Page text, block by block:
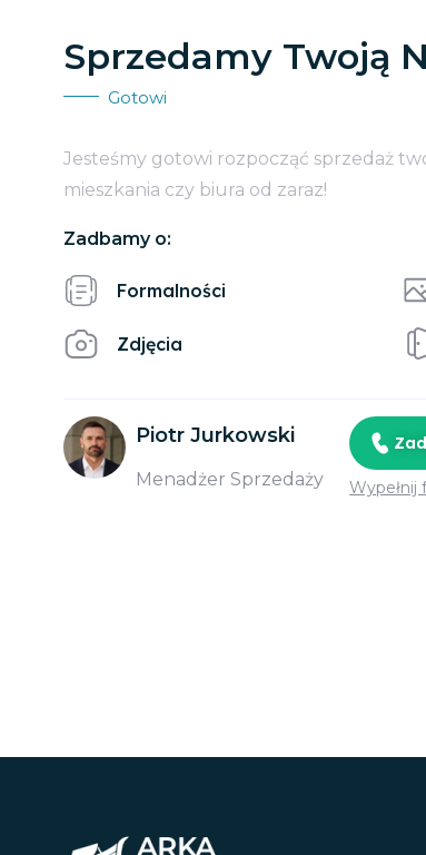
Sprzedamy Twoją
Gotowi
Jesteśmy gotowi rozpocząć sprzedaż
mieszkania czy biura od zaraz!
Zadbamy o:
Formalności
Zdjęcia
Piotr Jurkowski
Menadżer Sprzedaży Wypełnij